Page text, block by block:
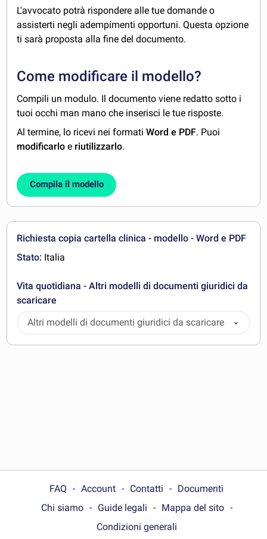
L'avvocato potrà rispondere alle tue domande o
assisterti negli adempimenti opportuni. Questa opzione
ti sarà proposta alla fine del documento.
Come modificare il modello?
Compili un modulo. Il documento viene redatto sotto i
tuoi occhi man mano che inserisci le tue risposte.
Al termine, lo ricevi nei formatiWord e PDF. Puoi
modificarlo e riutilizzarlo.
Compila il modello
Richiesta copia cartella clinica - modello - Word e PDF
Stato: Italia
Vita quotidiana - Altri modelli di documenti giuridici da
scaricare
Altri modelli di documenti giuridici da scaricare
FAQ Account Contatti
Documenti
Chi siamo
Guide legali
Mappa del sito
Condizioni generali